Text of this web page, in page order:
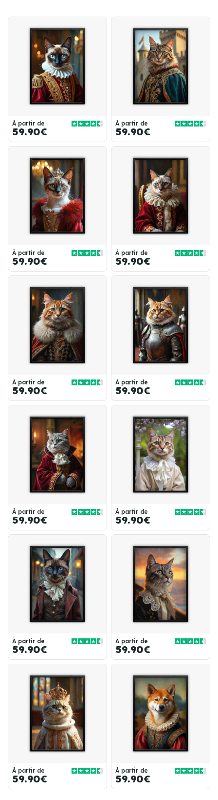
À partir de
59.90€
À partir de
59.90€
À partir de
59.90€
À partir de
59.90€
À partir de
59.90€
À partir de
59.90€
À partir de
59.90€
À partir de
59.90€
À partir de
59.90€
À partir de
59.90€
À partir de
59.90€
À partir de
59.90€